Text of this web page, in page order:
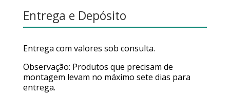
Entrega e Depósito
Entrega com valores sob consulta.
Observação: Produtos que precisam de
montagem levam no máximo sete dias para
entrega.